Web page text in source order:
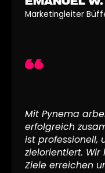
EMANUEL W.
Marketingleiter
Mit Pynema
erfolgreich
ist professionell,
zielorientiert.
Ziele erreichen